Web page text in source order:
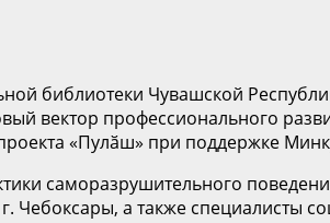
библиотеки Чувашской
вектор профессионального
«Пулӑш» при поддержке
саморазрушительного
Чебоксары, а также специалисты